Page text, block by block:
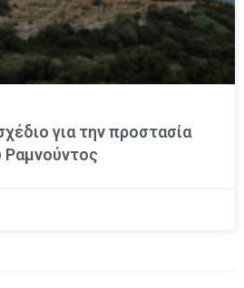
για την προστασία
Ραμνούντος